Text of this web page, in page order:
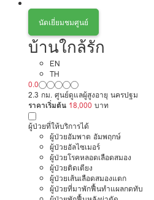
นัดเยี่ยมชมศูนย์
บ้านใกล้รัก
EN
TH
0.0
2.3 กม. ศูนย์ดูแลผู้สูงอายุ นครปฐม
ราคาเริ่มต้น 18,000 บาท
ผู้ป่วยที่ให้บริการได้
ผู้ป่วยอัมพาต อัมพฤกษ์
ผู้ป่วยอัลไซเมอร์
ผู้ป่วยโรคหลอดเลือดสมอง
ผู้ป่วยติดเตียง
ผู้ป่วยเส้นเลือดสมองแตก
ผู้ป่วยที่มาพักฟื้นทำแผลกดทับ